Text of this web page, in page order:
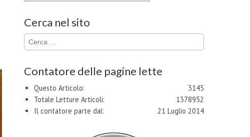
Cerca nel sito
Ricerca
per:
Contatore delle pagine lette
3145
Questo Articolo:
1378952
Totale Letture Articoli:
21 Luglio 2014
Il contatore parte dal: